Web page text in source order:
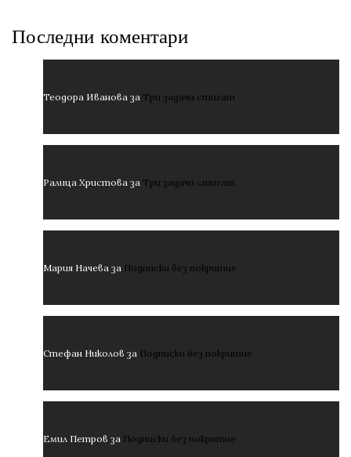
Последни коментари
Теодора Иванова за Три задачи стигат
Ралица Христова за Три задачи стигат
Мария Начева за Подписки без покритие
Стефан Николов за Подписки без покритие
Емил Петров за Подписки без покритие